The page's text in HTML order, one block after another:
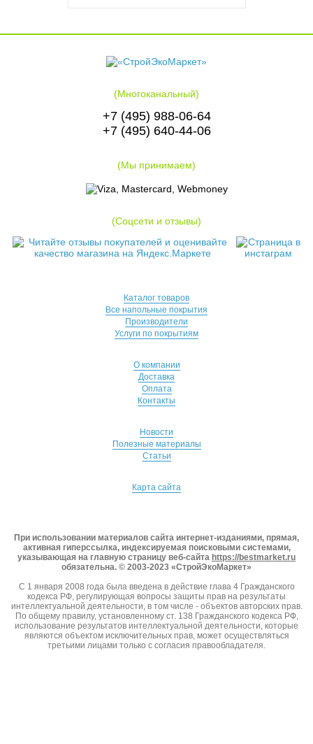
(Многоканальный)
+7 (495) 988-06-64
+7 (495) 640-44-06
(Мы принимаем)
(Соцсети и отзывы)
Каталог товаров
Все напольные покрытия
Производители
Услуги по покрытиям
О компании
Доставка
Оплата
Контакты
Новости
Полезные материалы
Статьи
Карта сайта
При использовании материалов сайта интернет-изданиями, прямая,
активная гиперссылка, индексируемая поисковыми системами,
указывающая на главную страницу веб-сайта https://bestmarket.ru
обязательна. © 2003-2023 «СтройЭкоМаркет»
С 1 января 2008 года была введена в действие глава 4 Гражданского
кодекса РФ, регулирующая вопросы защиты прав на результаты
интеллектуальной деятельности, в том числе - объектов авторских прав.
По общему правилу, установленному ст. 138 Гражданского кодекса РФ,
использование результатов интеллектуальной деятельности, которые
являются объектом исключительных прав, может осуществляться
третьими лицами только с согласия правообладателя.